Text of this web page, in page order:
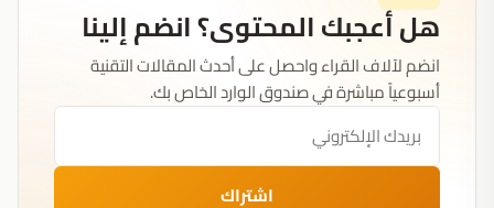
هل أعجبك المحتوى؟ انضم إلينا
انضم لآلاف القراء واحصل على أحدث المقالات التقنية
أسبوعياً مباشرة في صندوق الوارد الخاص بك.
اشتراك